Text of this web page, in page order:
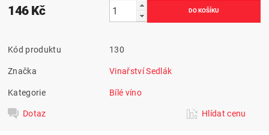
146 Kč
Kód produktu 130
Značka Vinařství Sedlák
Kategorie Bílé víno
Dotaz Hlídat cenu